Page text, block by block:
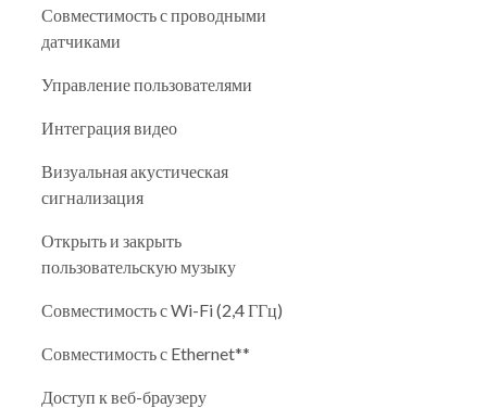
Совместимость с проводными
датчиками
Управление пользователями
Интеграция видео
Визуальная акустическая
сигнализация
Открыть и закрыть
пользовательскую музыку
Совместимость с Wi-Fi (2,4 ГГц)
Совместимость с Ethernet**
Доступ к веб-браузеру